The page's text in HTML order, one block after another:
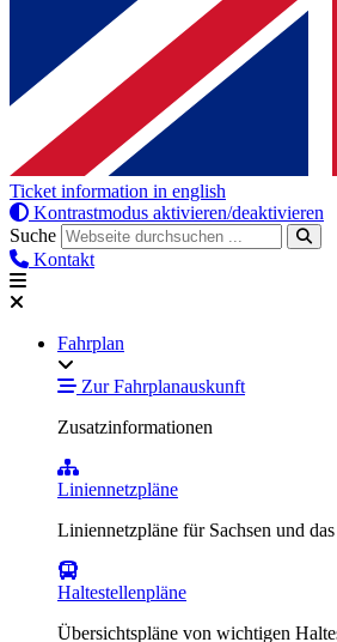
Ticket information in english
Kontrastmodus aktivieren/deaktivieren
Suche
Kontakt
Fahrplan
Zur Fahrplanauskunft
Zusatzinformationen
Liniennetzpläne
Liniennetzpläne für Sachsen und
Haltestellenpläne
Übersichtspläne von wichtigen